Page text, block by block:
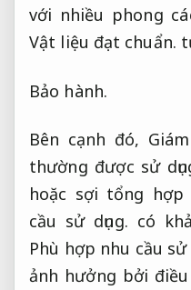
với nhiều phong
Vật liệu đạt chuẩn.
Bảo hành.
Bên cạnh đó,
thường được sử
hoặc sợi tổng hợp
cầu sử dụng. có
Phù hợp nhu cầu sử
ảnh hưởng bởi